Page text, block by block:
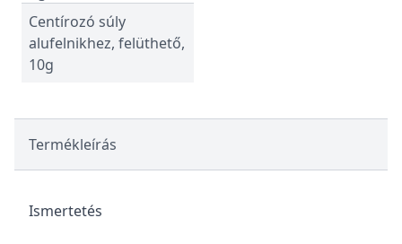
Centírozó súly
alufelnikhez, felüthető,
10g
Termékleírás
Ismertetés